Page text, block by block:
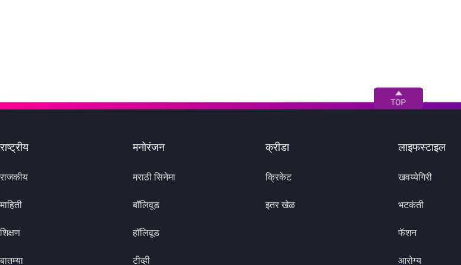
राष्ट्रीय
राजकीय
माहिती
शिक्षण
बातम्या
मनोरंजन
मराठी सिनेमा
बॉलिवूड
हॉलिवूड
टीव्ही
क्रीडा
क्रिकेट
इतर खेळ
लाइफस्टाइल
खवय्येगिरी
भटकंती
फॅशन
आरोग्य